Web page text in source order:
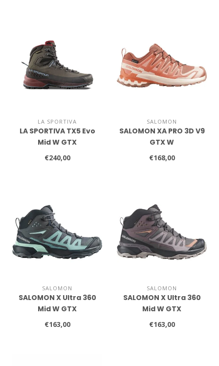
LA SPORTIVA
LA SPORTIVA TX5 Evo
Mid W GTX
€240,00
SALOMON
SALOMON XA PRO 3D V9
GTX W
€168,00
SALOMON
SALOMON X Ultra 360
Mid W GTX
€163,00
SALOMON
SALOMON X Ultra 360
Mid W GTX
€163,00